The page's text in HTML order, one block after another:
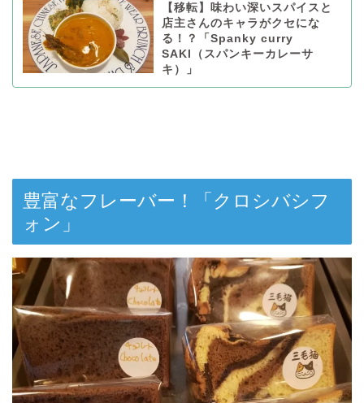
【移転】味わい深いスパイスと
店主さんのキャラがクセにな
る！？「Spanky curry
SAKI（スパンキーカレーサ
キ）」
豊富なフレーバー！「クロシバシフ
ォン」